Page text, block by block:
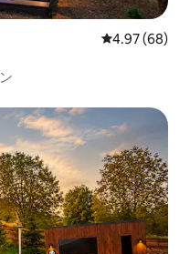
レビュー68
4.97 (68)